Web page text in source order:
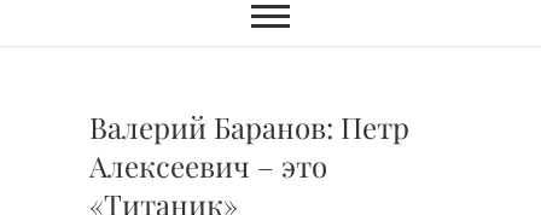
Валерий Баранов: Петр
Алексеевич – это
«Титаник»